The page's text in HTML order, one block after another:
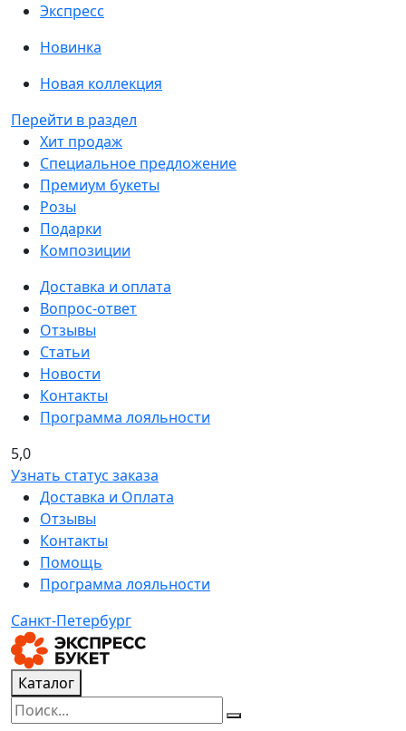
Экспресс
Новинка
Новая коллекция
Перейти в раздел
Хит продаж
Специальное предложение
Премиум букеты
Розы
Подарки
Композиции
Доставка и оплата
Вопрос-ответ
Отзывы
Статьи
Новости
Контакты
Программа лояльности
5,0
Узнать статус заказа
Доставка и Оплата
Отзывы
Контакты
Помощь
Программа лояльности
Санкт-Петербург
Каталог